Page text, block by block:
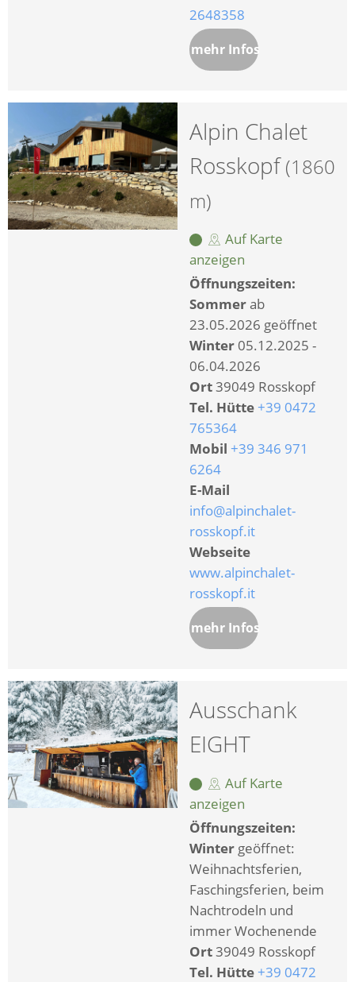
2648358
mehr Infos
Alpin Chalet
Rosskopf(1860
m)
Auf Karte
anzeigen
Öffnungszeiten:
Sommerab
23.05.2026 geöffnet
Winter 05.12.2025 -
06.04.2026
Ort39049 Rosskopf
Tel. Hütte +39 0472
765364
Mobil +39 346 971
6264
E-Mail
info@alpinchalet-
rosskopf.it
Webseite
www.alpinchalet-
rosskopf.it
mehr Infos
Ausschank
EIGHT
Auf Karte
anzeigen
Öffnungszeiten:
Winter geöffnet:
Weihnachtsferien,
Faschingsferien, beim
Nachtrodeln und
immer Wochenende
Ort39049 Rosskopf
Tel. Hütte +39 0472